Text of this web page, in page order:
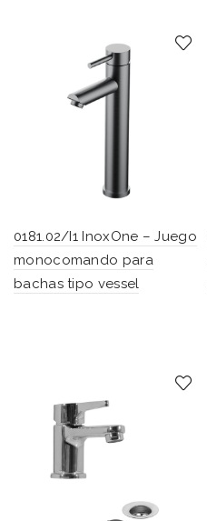
0181.02/I1 InoxOne – Juego
monocomando para
bachas tipo vessel